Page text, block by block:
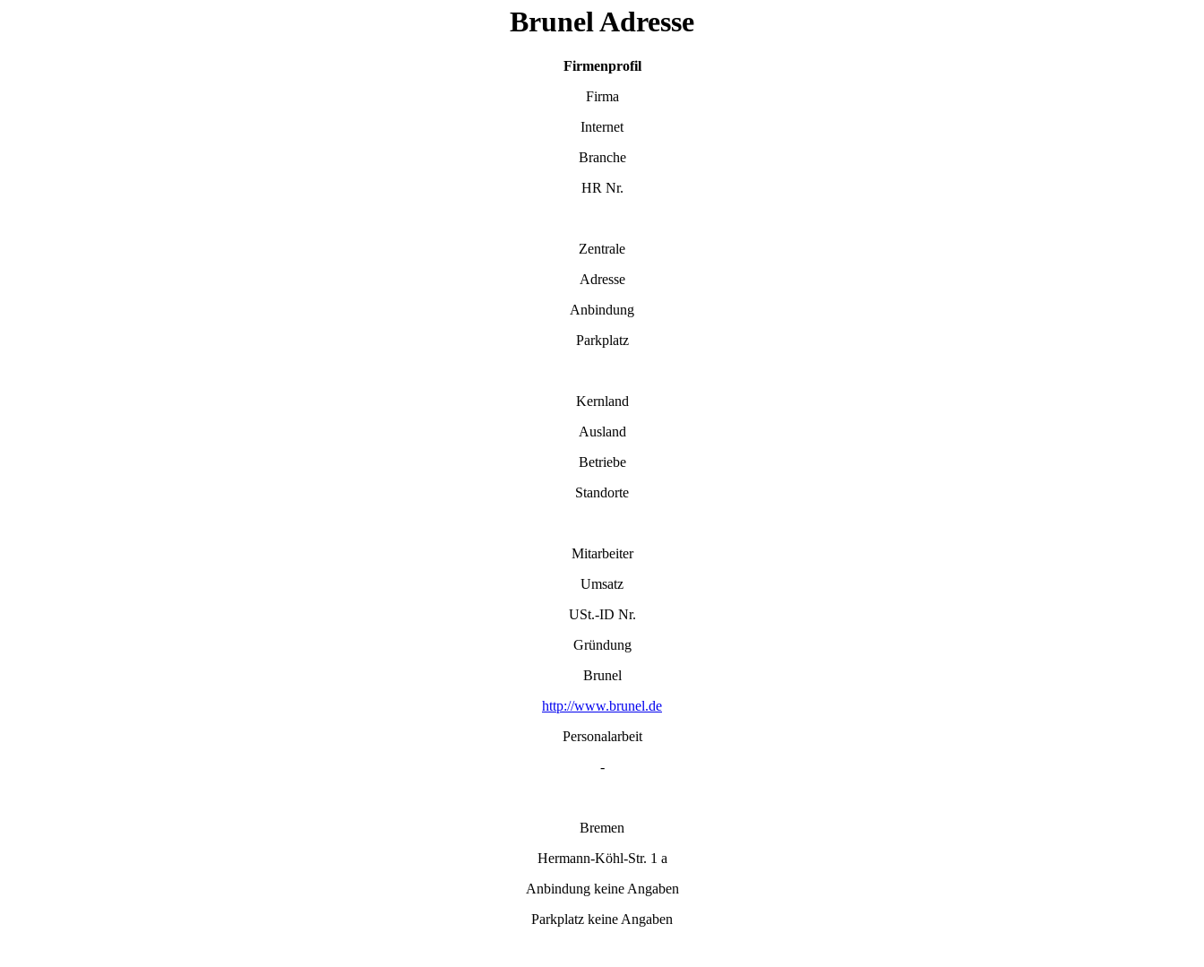
Brunel Adresse
Firmenprofil
Firma
Internet
Branche
HR Nr.
Zentrale
Adresse
Anbindung
Parkplatz
Kernland
Ausland
Betriebe
Standorte
Mitarbeiter
Umsatz
USt.-ID Nr.
Gründung
Brunel
http://www.brunel.de
Personalarbeit
-
Bremen
Hermann-Köhl-Str. 1 a
Anbindung keine Angaben
Parkplatz keine Angaben